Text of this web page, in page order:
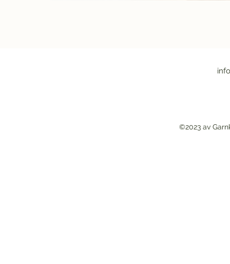
©2023 av